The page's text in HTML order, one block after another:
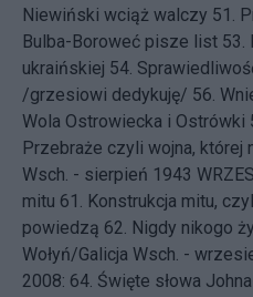
Niewiński wciąż walczy 51.
Bulba-Boroweć pisze list 53.
ukraińskiej 54.
/grzesiowi dedykuję/ 56.
Wola Ostrowiecka i Ostrówki
Przebraże czyli wojna, której
Wsch. - sierpień 1943
mitu 61. Konstrukcja mitu,
powiedzą 62. Nigdy nikogo
Wołyń/Galicja Wsch. -
2008: 64. Święte słowa